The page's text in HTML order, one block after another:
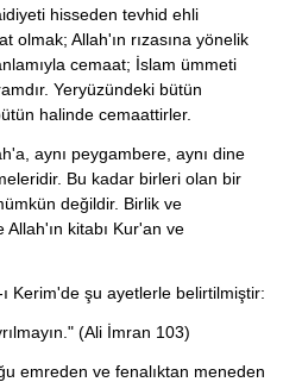
hisseden tevhid ehli
olmak; Allah'ın rızasına yönelik
cemaat; İslam ümmeti
Yeryüzündeki bütün
halinde cemaattirler.
aynı peygambere, aynı dine
Bu kadar birleri olan bir
değildir. Birlik ve
kitabı Kur'an ve
Kerim'de şu ayetlerle belirtilmiştir:
(Ali İmran 103)
emreden ve fenalıktan meneden